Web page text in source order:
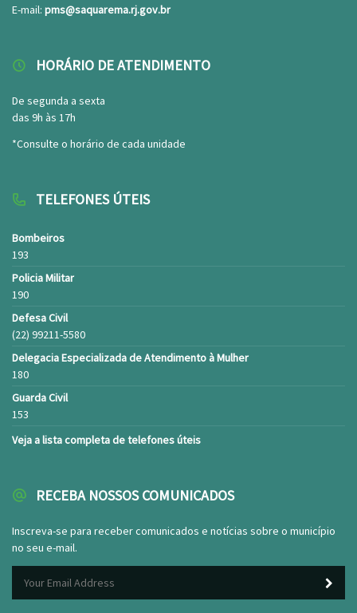
E-mail: pms@saquarema.rj.gov.br
HORÁRIO DE ATENDIMENTO
De segunda a sexta
das 9h às 17h
*Consulte o horário de cada unidade
TELEFONES ÚTEIS
Bombeiros
193
Policia Militar
190
Defesa Civil
(22) 99211-5580
Delegacia Especializada de Atendimento à Mulher
180
Guarda Civil
153
Veja a lista completa de telefones úteis
RECEBA NOSSOS COMUNICADOS
Inscreva-se para receber comunicados e notícias sobre o município
no seu e-mail.